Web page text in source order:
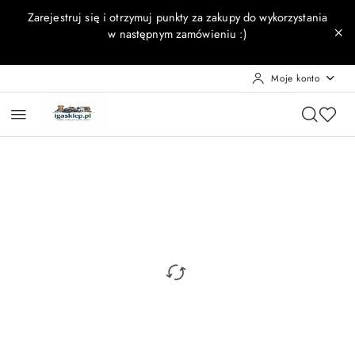
Przejdź do treści głównej
Przejdź do wyszukiwarki
Przejdź do moje konto
Przejdź do menu głównego
Przejdź do opisu produktu
Przejdź do stopki
Zarejestruj się i otrzymuj punkty za zakupy do wykorzystania
w następnym zamówieniu :)
Moje konto